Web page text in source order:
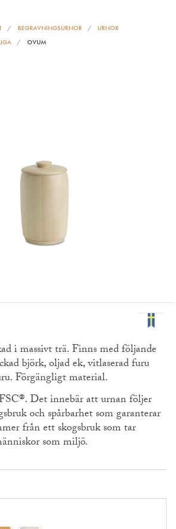
BEGRAVNINGSURNOR
URNOR
OVUM
i massivt trä. Finns med följande
björk, oljad ek, vitlaserad furu
Förgängligt material.
Det innebär att urnan följer
och spår­barhet som garanterar
från ett skogsbruk som tar
som miljö.